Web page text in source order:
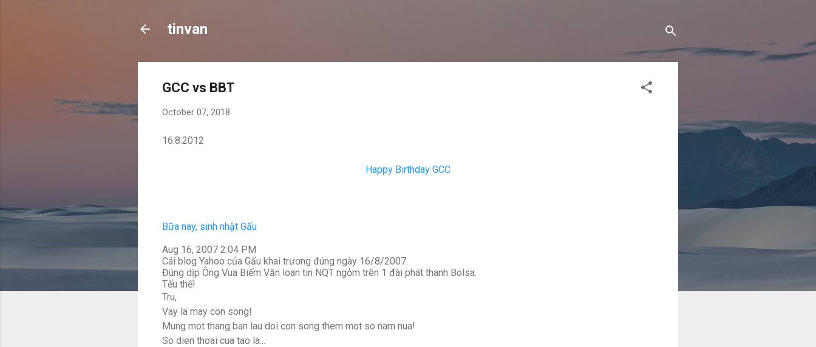
tinvan
GCC vs BBT
October 07, 2018
16.8.2012
Happy Birthday GCC
Bữa nay, sinh nhật Gấu
Aug 16, 2007 2:04 PM
Cái blog Yahoo của Gấu khai trương đúng ngày 16/8/2007.
Đúng dịp Ông Vua Biếm Văn loan tin NQT ngỏm trên 1 đài phát thanh Bolsa.
Tếu thế!
Tru,
Vay la may con song!
Mung mot thang ban lau doi con song them mot so nam nua!
So dien thoai cua tao la...